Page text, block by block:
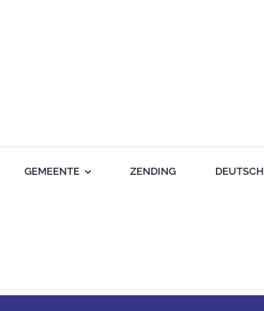
GEMEENTE ZENDING DEUTSCH